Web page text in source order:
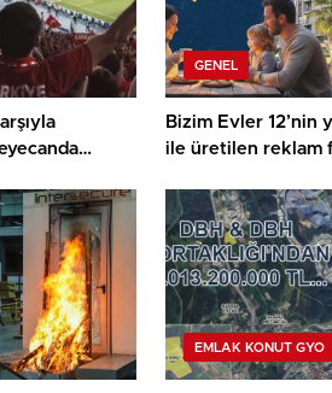
GENEL
Bizim Evler 12’nin
ile üretilen reklam
EMLAK KONUT GYO